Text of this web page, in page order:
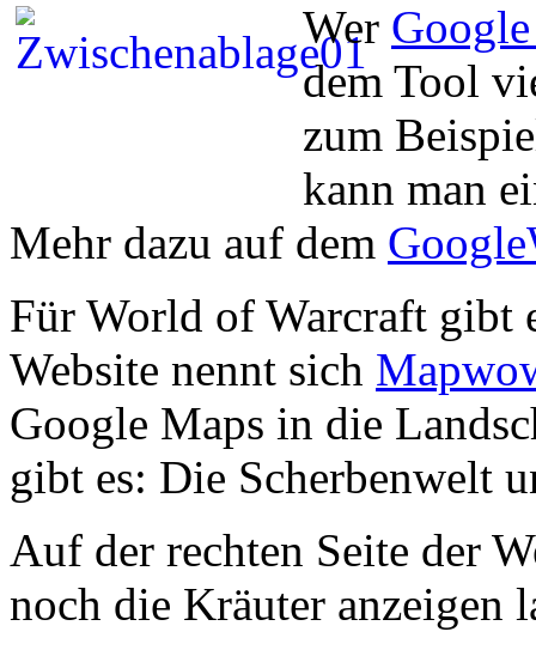
Wer
dem Tool
zum
kann man
Mehr dazu auf dem
Für World of Warcraft gibt
Website nennt sich
Google Maps in die
gibt es: Die Scherbenwelt
Auf der rechten Seite der
noch die Kräuter anzeigen